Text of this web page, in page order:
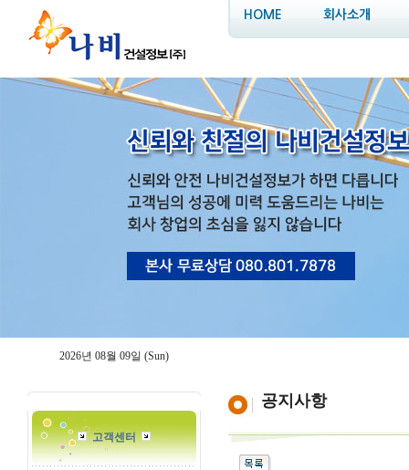
HOME 회사소개
2026년 08월 09일 (Sun)
고객센터
공지사항